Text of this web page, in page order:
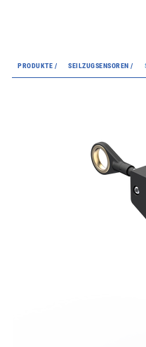
PRODUKTE / SEILZUGSENSOREN /